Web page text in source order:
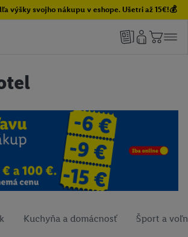
výšky svojho nákupu v eshope. Ušetri až 15€!💰
Kuchyňa a domácnosť Šport a